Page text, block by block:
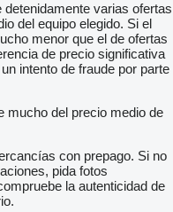
varias ofertas
del equipo elegido. Si el
menor que el de ofertas
de precio significativa
intento de fraude por parte
mucho del precio medio de
con prepago. Si no
pida fotos
la autenticidad de